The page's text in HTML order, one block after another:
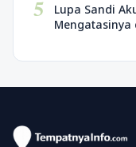
5
Lupa Sandi
Mengatasinya